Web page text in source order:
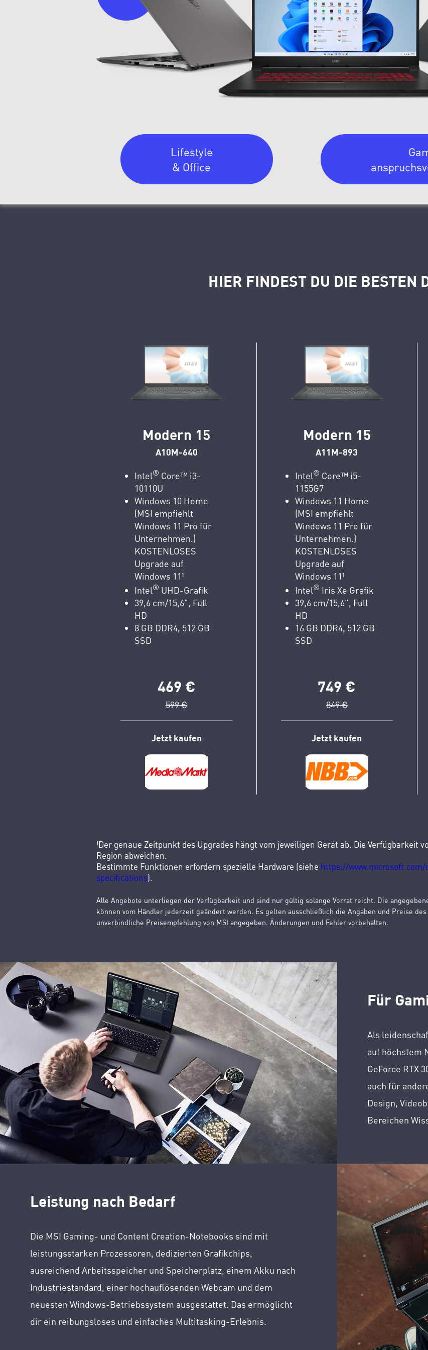
Lifestyle
& Office
HIER FINDEST DU DIE BESTEN
Modern 15
A10M-640
Intel® Core™ i3-
10110U
Windows 10 Home
(MSI empfiehlt
Windows 11 Pro für
Unternehmen.)
KOSTENLOSES
Upgrade auf
Windows 11¹
Intel® UHD-Grafik
39,6 cm/15,6", Full
HD
8 GB DDR4, 512 GB
SSD
469 €
599 €
Jetzt kaufen
Modern 15
A11M-893
Intel® Core™ i5-
1155G7
Windows 11 Home
(MSI empfiehlt
Windows 11 Pro für
Unternehmen.)
KOSTENLOSES
Upgrade auf
Windows 11¹
Intel® Iris Xe Grafik
39,6 cm/15,6", Full
HD
16 GB DDR4, 512 GB
SSD
749 €
849 €
Jetzt kaufen
¹Der genaue Zeitpunkt des Upgrades hängt vom jeweiligen Gerät ab. Die Verfügbarkeit
Region abweichen.
Bestimmte Funktionen erfordern spezielle Hardware (siehe https://
specifications).
Alle Angebote unterliegen der Verfügbarkeit und sind nur gültig solange Vorrat reicht. Die
können vom Händler jederzeit geändert werden. Es gelten ausschließlich die Angaben und Preise
unverbindliche Preisempfehlung von MSI angegeben. Änderungen und Fehler vorbehalten.
Für
Als
auf höchstem
GeForce RTX
auch für
Design,
Bereichen
Leistung nach Bedarf
Die MSI Gaming- und Content Creation-Notebooks sind mit
leistungsstarken Prozessoren, dedizierten Grafikchips,
ausreichend Arbeitsspeicher und Speicherplatz, einem Akku nach
Industriestandard, einer hochauflösenden Webcam und dem
neuesten Windows-Betriebssystem ausgestattet. Das ermöglicht
dir ein reibungsloses und einfaches Multitasking-Erlebnis.